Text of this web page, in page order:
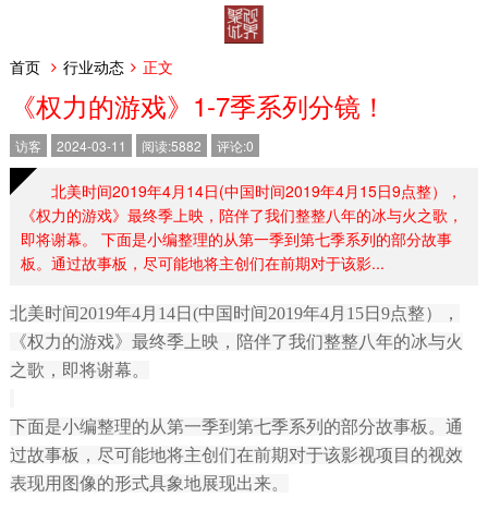
首页 行业动态 正文
《权力的游戏》1-7季系列分镜！
访客 2024-03-11 阅读:5882 评论:0
北美时间2019年4月14日(中国时间2019年4月15日9点整），
《权力的游戏》最终季上映，陪伴了我们整整八年的冰与火之歌，
即将谢幕。 下面是小编整理的从第一季到第七季系列的部分故事
板。通过故事板，尽可能地将主创们在前期对于该影...
北美时间2019年4月14日(中国时间2019年4月15日9点整），
《权力的游戏》最终季上映，陪伴了我们整整八年的冰与火
之歌，即将谢幕。
下面是小编整理的从第一季到第七季系列的部分故事板。通
过故事板，尽可能地将主创们在前期对于该影视项目的视效
表现用图像的形式具象地展现出来。